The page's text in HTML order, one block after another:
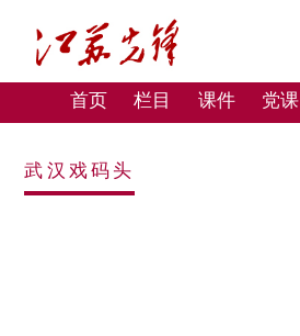
首页 栏目 课件 党课
武汉戏码头